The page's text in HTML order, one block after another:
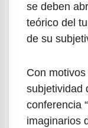
se deben
teórico del
de su
Con
subjetividad
conferencia
imaginarios